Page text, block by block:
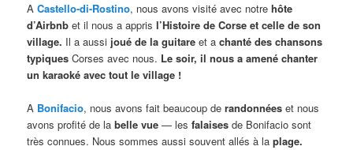
ACastello-di-Rostino, nous avons visité avec notrehôte
d’Airbnb et il nous a apprisl’Histoire de Corse et celle de son
village. Il a aussi joué de la guitare et achanté des chansons
typiques Corses avec nous. Le soir, il nous a amené chanter
un karaoké avec tout le village !
A Bonifacio, nous avons fait beaucoup derandonnées et nous
avons profité de labelle vue — lesfalaises de Bonifacio sont
très connues. Nous sommes aussi souvent allés à laplage.